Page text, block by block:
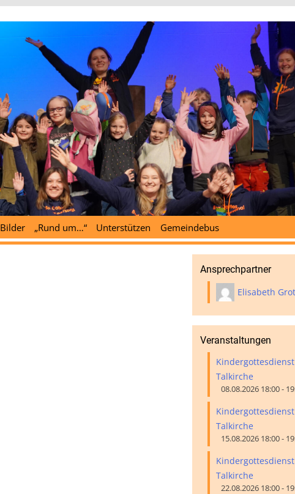
Bilder „Rund um…“ Unterstützen Gemeindebus
nach:
Ansprechpartner
Elisabeth
Veranstaltungen
Kindergottesdienst
Talkirche
08.08.2026 18:00 -
Kindergottesdienst
Talkirche
15.08.2026 18:00 -
Kindergottesdienst
Talkirche
22.08.2026 18:00 -